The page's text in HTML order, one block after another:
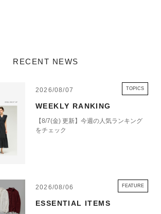
RECENT NEWS
2026/08/07 TOPICS
WEEKLY RANKING
【8/7(金) 更新】今週の人気ランキング
をチェック
2026/08/06 FEATURE
ESSENTIAL ITEMS